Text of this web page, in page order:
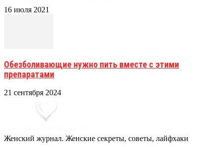
16 июля 2021
Обезболивающие нужно пить вместе с этими
препаратами
21 сентября 2024
Женский журнал. Женские секреты, советы, лайфхаки